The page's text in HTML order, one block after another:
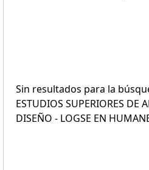
Sin resultados para la
ESTUDIOS SUPERIORES DE
DISEÑO - LOGSE EN